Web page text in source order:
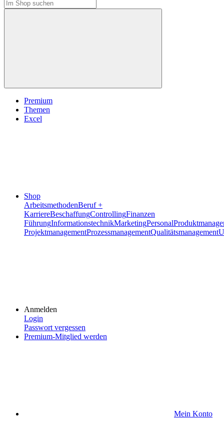
Premium
Themen
Excel
Shop
ArbeitsmethodenBeruf +
KarriereBeschaffungControllingFinanzen
FührungInformationstechnikMarketingPersonal
ProjektmanagementProzessmanagementQualitätsmanagement
Anmelden
Login
Passwort vergessen
Premium-Mitglied werden
Mein Konto